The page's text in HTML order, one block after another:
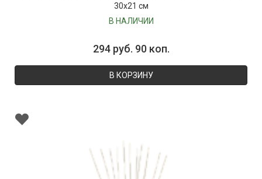
30х21 см
В НАЛИЧИИ
294 руб. 90 коп.
В КОРЗИНУ